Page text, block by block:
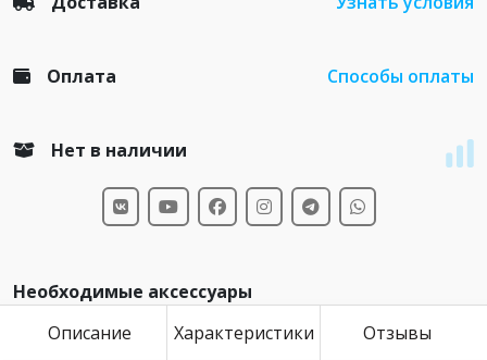
Оплата Способы оплаты
Нет в наличии
Необходимые аксессуары
Описание
Характеристики Отзывы